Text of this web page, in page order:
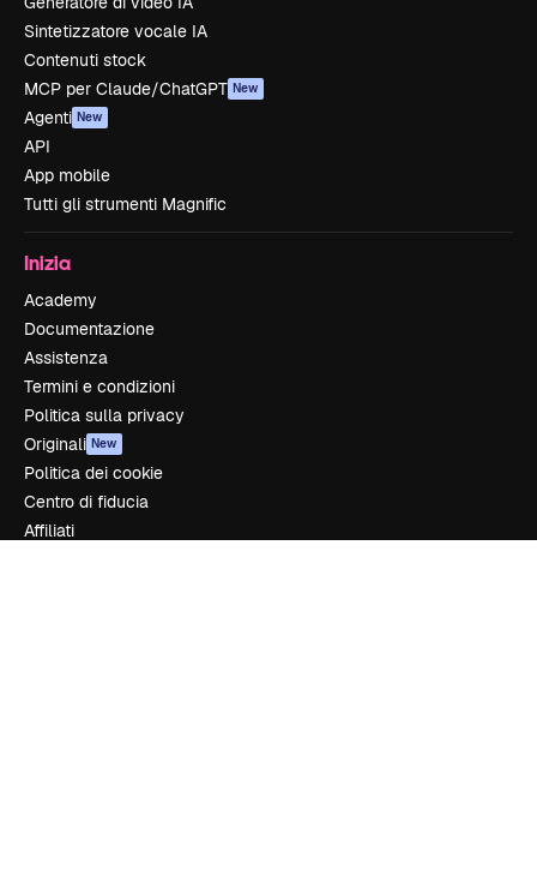
Sintetizzatore vocale IA
Contenuti stock
MCP per Claude/ChatGPT New
Agenti New
API
App mobile
Tutti gli strumenti Magnific
Inizia
Academy
Documentazione
Assistenza
Termini e condizioni
Politica sulla privacy
Originali New
Politica dei cookie
Centro di fiducia
Affiliati